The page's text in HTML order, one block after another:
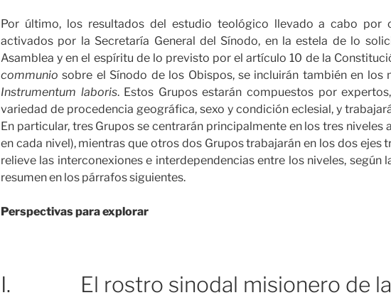
Por último, los resultados del estudio teológico llevado a cabo por
activados por la Secretaría General del Sínodo, en la estela de lo
Asamblea y en el espíritu de lo previsto por el artículo 10 de la
communio sobre el Sínodo de los Obispos, se incluirán también en los
Instrumentum laboris. Estos Grupos estarán compuestos por
variedad de procedencia geográfica, sexo y condición eclesial, y
En particular, tres Grupos se centrarán principalmente en los tres niveles
en cada nivel), mientras que otros dos Grupos trabajarán en los dos ejes
relieve las interconexiones e interdependencias entre los niveles, según
resumen en los párrafos siguientes.
Perspectivas para explorar
I. El rostro sinodal misionero de la